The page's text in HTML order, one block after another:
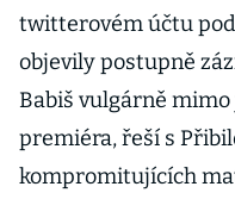
twitterovém účtu
objevily postupně
Babiš vulgárně
premiéra, řeší s
kompromitujících